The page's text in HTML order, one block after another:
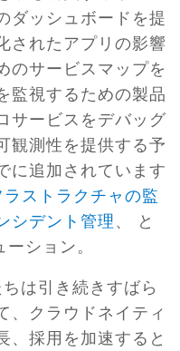
ダッシュボードを提
されたアプリの影響
のサービスマップを
監視するための製品
サービスをデバッグ
観測性を提供する予
に追加されています
ストラクチャの監
シデント管理、 と
ーション。
は引き続きすばら
、クラウドネイティ
、採用を加速すると